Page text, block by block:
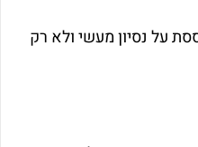
על נסיון מעשי ולא רק